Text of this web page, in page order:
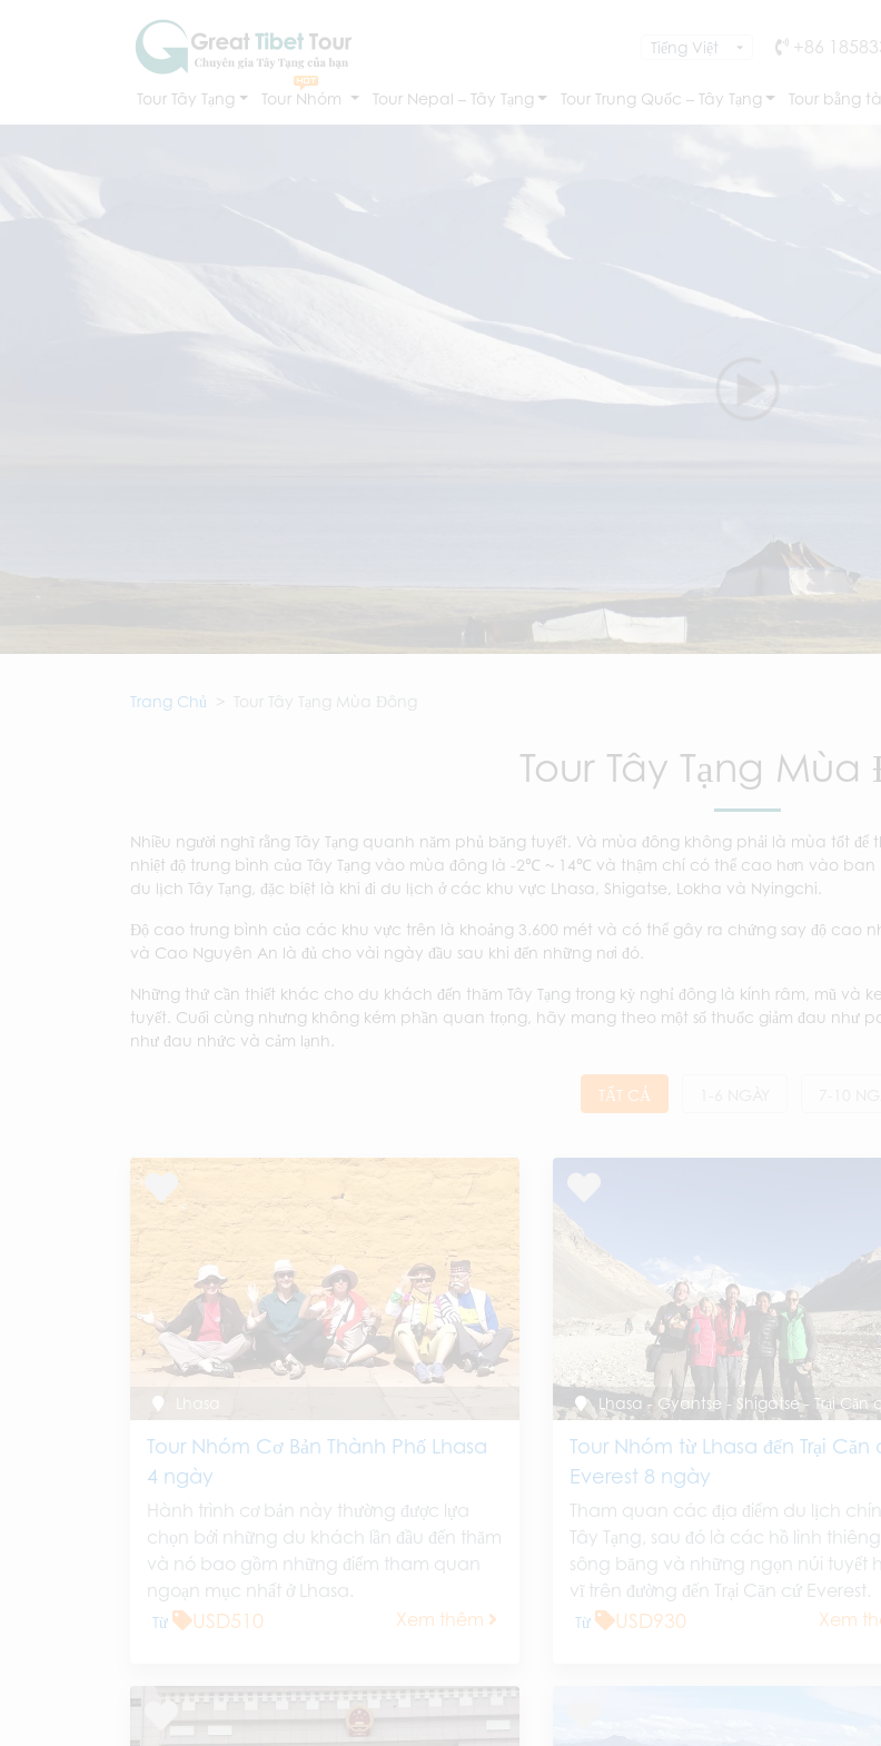
+86
Tour Tây Tạng Tour Nhóm Tour Nepal – Tây Tạng Tour Trung Quốc – Tây Tạng Tour bằng
Trang Chủ Tour Tây Tạng Mùa Đông
Tour Tây Tạng
Nhiều người nghĩ rằng Tây Tạng quanh năm phủ băng tuyết. Và mùa đông không phải là mùa tốt
nhiệt độ trung bình của Tây Tạng vào mùa đông là -2℃ ~ 14℃ và thậm chí có thể cao hơn vào
du lịch Tây Tạng, đặc biệt là khi đi du lịch ở các khu vực Lhasa, Shigatse, Lokha và Nyingchi.
Độ cao trung bình của các khu vực trên là khoảng 3.600 mét và có thể gây ra chứng say độ cao
và Cao Nguyên An là đủ cho vài ngày đầu sau khi đến những nơi đó.
Những thứ cần thiết khác cho du khách đến thăm Tây Tạng trong kỳ nghỉ đông là kính râm, mũ và
tuyết. Cuối cùng nhưng không kém phần quan trọng, hãy mang theo một số thuốc giảm đau như
như đau nhức và cảm lạnh.
TẤT CẢ
Lhasa
Tour Nhóm Cơ Bản Thành Phố Lhasa
4 ngày
Hành trình cơ bản này thường được lựa
chọn bởi những du khách lần đầu đến thăm
và nó bao gồm những điểm tham quan
ngoạn mục nhất ở Lhasa.
Từ USD510 Xem thêm
Lhasa - Gyantse - Shigatse - Trại Căn cứ Everest - Shigatse –
Tour Nhóm từ Lhasa đến Trại Căn
Everest 8 ngày
Tham quan các địa điểm du lịch
Tây Tạng, sau đó là các hồ linh
sông băng và những ngọn núi tuyết
vĩ trên đường đến Trại Căn cứ Everest.
Từ USD930 Xem